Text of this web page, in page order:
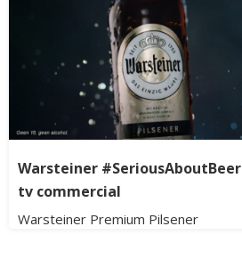
Warsteiner #SeriousAboutBeer
tv commercial
Warsteiner Premium Pilsener